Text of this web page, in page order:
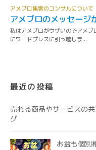
最近の投稿
売れる商品やサービスの
グ
お盆も個別